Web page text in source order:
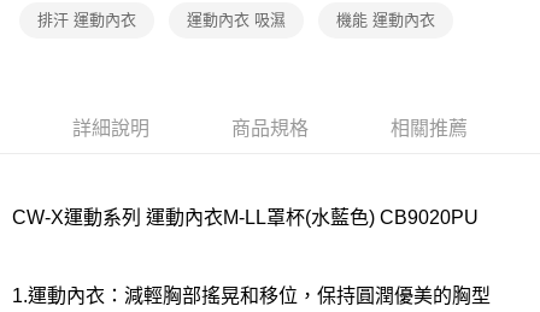
每筆NT$80，滿NT$1,000(含以上)免運費
排汗 運動內衣 運動內衣 吸濕 機能 運動內衣
詳細說明 商品規格 相關推薦
CW-X運動系列 運動內衣M-LL罩杯(水藍色) CB9020PU
1.運動內衣：減輕胸部搖晃和移位，保持圓潤優美的胸型